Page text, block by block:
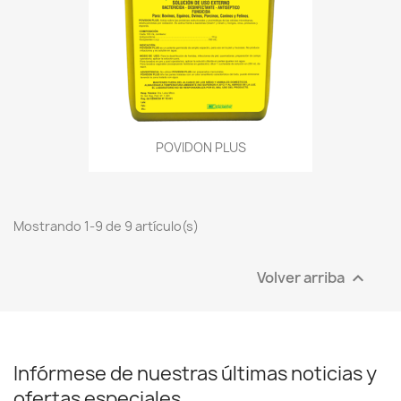
POVIDON PLUS
Mostrando 1-9 de 9 artículo(s)
Volver arriba 
Infórmese de nuestras últimas noticias y